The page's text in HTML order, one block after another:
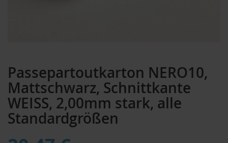
Passepartoutkarton NERO10,
Mattschwarz, Schnittkante
WEISS, 2,00mm stark, alle
Standardgrößen
der
Bildergalerie
springen